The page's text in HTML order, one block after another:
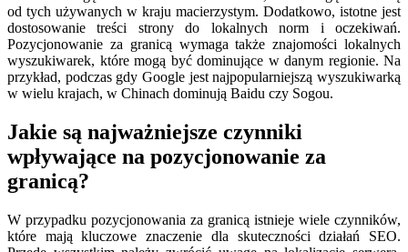
od tych używanych w kraju macierzystym. Dodatkowo, istotne jest
dostosowanie treści strony do lokalnych norm i oczekiwań.
Pozycjonowanie za granicą wymaga także znajomości lokalnych
wyszukiwarek, które mogą być dominujące w danym regionie. Na
przykład, podczas gdy Google jest najpopularniejszą wyszukiwarką
w wielu krajach, w Chinach dominują Baidu czy Sogou.
Jakie są najważniejsze czynniki
wpływające na pozycjonowanie za
granicą?
W przypadku pozycjonowania za granicą istnieje wiele czynników,
które mają kluczowe znaczenie dla skuteczności działań SEO.